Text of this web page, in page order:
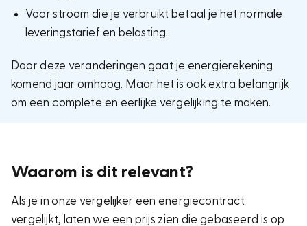
Voor stroom die je verbruikt betaal je het normale
leveringstarief en belasting.
Door deze veranderingen gaat je energierekening
komend jaar omhoog. Maar het is ook extra belangrijk
om een complete en eerlijke vergelijking te maken.
Waarom is dit relevant?
Als je in onze vergelijker een energiecontract
vergelijkt, laten we een prijs zien die gebaseerd is op